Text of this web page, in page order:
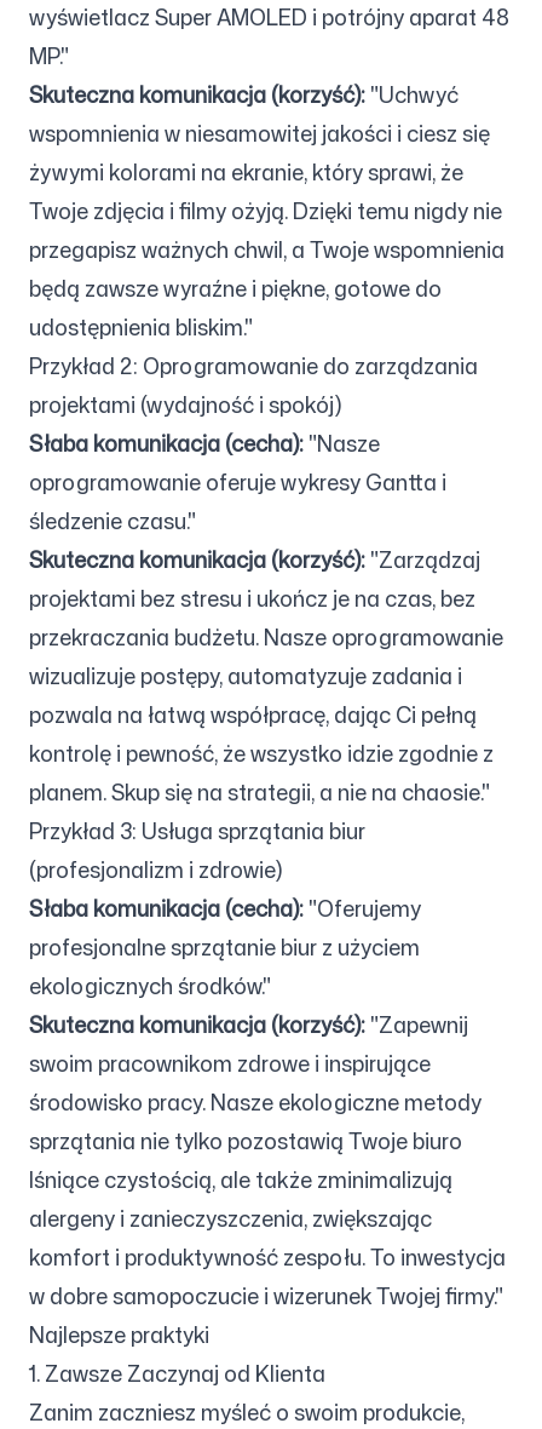
wyświetlacz Super AMOLED i potrójny aparat 48
MP."
Skuteczna komunikacja (korzyść):"Uchwyć
wspomnienia w niesamowitej jakości i ciesz się
żywymi kolorami na ekranie, który sprawi, że
Twoje zdjęcia i filmy ożyją. Dzięki temu nigdy nie
przegapisz ważnych chwil, a Twoje wspomnienia
będą zawsze wyraźne i piękne, gotowe do
udostępnienia bliskim."
Przykład 2: Oprogramowanie do zarządzania
projektami (wydajność i spokój)
Słaba komunikacja (cecha):"Nasze
oprogramowanie oferuje wykresy Gantta i
śledzenie czasu."
Skuteczna komunikacja (korzyść):"Zarządzaj
projektami bez stresu i ukończ je na czas, bez
przekraczania budżetu. Nasze oprogramowanie
wizualizuje postępy, automatyzuje zadania i
pozwala na łatwą współpracę, dając Ci pełną
kontrolę i pewność, że wszystko idzie zgodnie z
planem. Skup się na strategii, a nie na chaosie."
Przykład 3: Usługa sprzątania biur
(profesjonalizm i zdrowie)
Słaba komunikacja (cecha):"Oferujemy
profesjonalne sprzątanie biur z użyciem
ekologicznych środków."
Skuteczna komunikacja (korzyść):"Zapewnij
swoim pracownikom zdrowe i inspirujące
środowisko pracy. Nasze ekologiczne metody
sprzątania nie tylko pozostawią Twoje biuro
lśniące czystością, ale także zminimalizują
alergeny i zanieczyszczenia, zwiększając
komfort i produktywność zespołu. To inwestycja
w dobre samopoczucie i wizerunek Twojej firmy."
Najlepsze praktyki
1. Zawsze Zaczynaj od Klienta
Zanim zaczniesz myśleć o swoim produkcie,